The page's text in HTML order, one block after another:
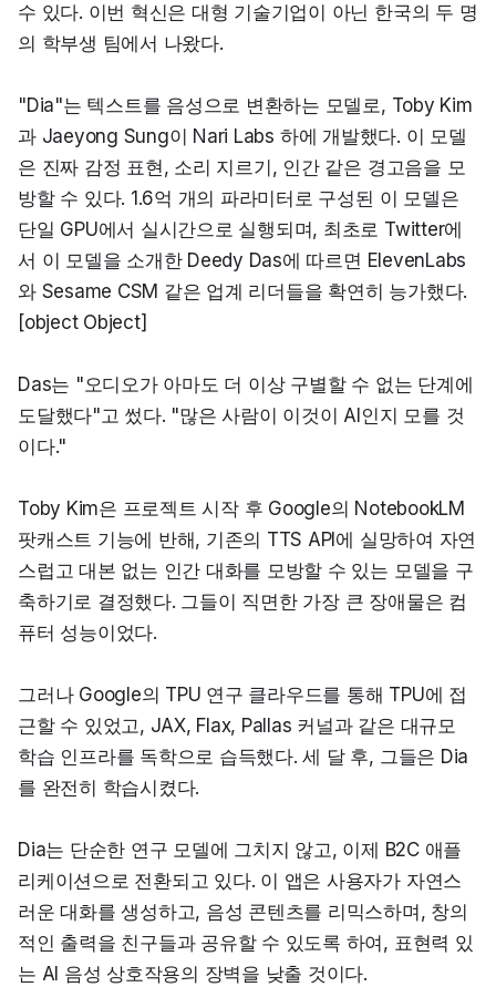
수 있다. 이번 혁신은 대형 기술기업이 아닌 한국의 두 명
의 학부생 팀에서 나왔다.
"Dia"는 텍스트를 음성으로 변환하는 모델로, Toby Kim
과 Jaeyong Sung이 Nari Labs 하에 개발했다. 이 모델
은 진짜 감정 표현, 소리 지르기, 인간 같은 경고음을 모
방할 수 있다. 1.6억 개의 파라미터로 구성된 이 모델은
단일 GPU에서 실시간으로 실행되며, 최초로 Twitter에
서 이 모델을 소개한 Deedy Das에 따르면 ElevenLabs
와 Sesame CSM 같은 업계 리더들을 확연히 능가했다.
[object Object]
Das는 "오디오가 아마도 더 이상 구별할 수 없는 단계에
도달했다"고 썼다. "많은 사람이 이것이 AI인지 모를 것
이다."
Toby Kim은 프로젝트 시작 후 Google의 NotebookLM
팟캐스트 기능에 반해, 기존의 TTS API에 실망하여 자연
스럽고 대본 없는 인간 대화를 모방할 수 있는 모델을 구
축하기로 결정했다. 그들이 직면한 가장 큰 장애물은 컴
퓨터 성능이었다.
그러나 Google의 TPU 연구 클라우드를 통해 TPU에 접
근할 수 있었고, JAX, Flax, Pallas 커널과 같은 대규모
학습 인프라를 독학으로 습득했다. 세 달 후, 그들은 Dia
를 완전히 학습시켰다.
Dia는 단순한 연구 모델에 그치지 않고, 이제 B2C 애플
리케이션으로 전환되고 있다. 이 앱은 사용자가 자연스
러운 대화를 생성하고, 음성 콘텐츠를 리믹스하며, 창의
적인 출력을 친구들과 공유할 수 있도록 하여, 표현력 있
는 AI 음성 상호작용의 장벽을 낮출 것이다.